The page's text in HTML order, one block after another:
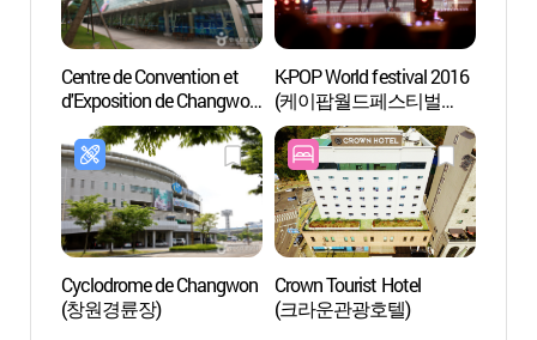
Centre de Convention et
d'Exposition de Changwon
(CECO 창원컨벤션센터)
K-POP World festival 2016
(케이팝월드페스티벌
2016)
Cyclodrome de Changwon
(창원경륜장)
Crown Tourist Hotel
(크라운관광호텔)